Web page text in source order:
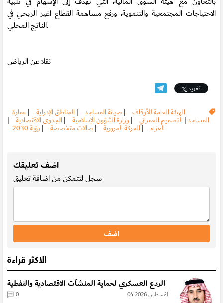
الاحتياجات المجتمعية والتنموية، ورفع مساهمة القطاع اغير الربحي في
الناتج المحلي.
نقلا عن الرياض
تغريد
الهيئة العامة للأوقاف | صيانة المساجد | المناطق الإدراية |عمارة
المساجد| التصميم العمراني |وزارة الشؤون الإسلامية | الجدوى الاقتصادية |
العزاء |الحركة المرورية | صالات متخصصة | رؤية 2030
اضف تعليقك
سجللتتمكن من اضافة تعليق
الاكثر قراءة
الردع العسكري لحماية المنشآت الاقتصادية والنفطية
04 أغسطس 2026 0